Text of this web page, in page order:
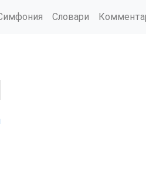
Словари